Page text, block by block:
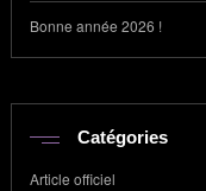
Bonne année 2026 !
Catégories
Article officiel